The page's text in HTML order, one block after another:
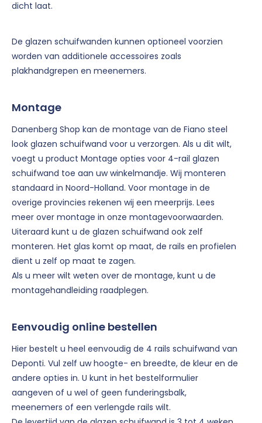
dicht laat.
De glazen schuifwanden kunnen optioneel voorzien
worden van additionele accessoires zoals
plakhandgrepen en meenemers.
Montage
Danenberg Shop kan de montage van de Fiano steel
look glazen schuifwand voor u verzorgen. Als u dit wilt,
voegt u product Montage opties voor 4-rail glazen
schuifwand toe aan uw winkelmandje. Wij monteren
standaard in Noord-Holland. Voor montage in de
overige provincies rekenen wij een meerprijs. Lees
meer over montage in onze montagevoorwaarden.
Uiteraard kunt u de glazen schuifwand ook zelf
monteren. Het glas komt op maat, de rails en profielen
dient u zelf op maat te zagen.
Als u meer wilt weten over de montage, kunt u de
montagehandleiding raadplegen.
Eenvoudig online bestellen
Hier bestelt u heel eenvoudig de 4 rails schuifwand van
Deponti. Vul zelf uw hoogte- en breedte, de kleur en de
andere opties in. U kunt in het bestelformulier
aangeven of u wel of geen funderingsbalk,
meenemers of een verlengde rails wilt.